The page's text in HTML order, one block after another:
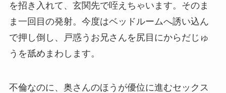
を招き入れて、玄関先で咥えちゃいます。そのま
ま一回目の発射。今度はベッドルームへ誘い込ん
で押し倒し、戸惑うお兄さんを尻目にからだじゅ
うを舐めまわします。
不倫なのに、奥さんのほうが優位に進むセックス